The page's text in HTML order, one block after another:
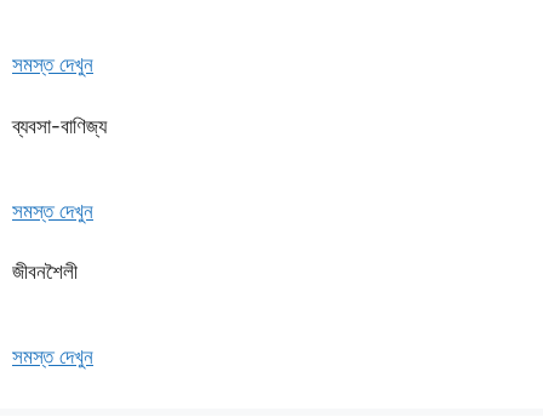
সমস্ত দেখুন
ব্যবসা-বাণিজ্য
সমস্ত দেখুন
জীবনশৈলী
সমস্ত দেখুন